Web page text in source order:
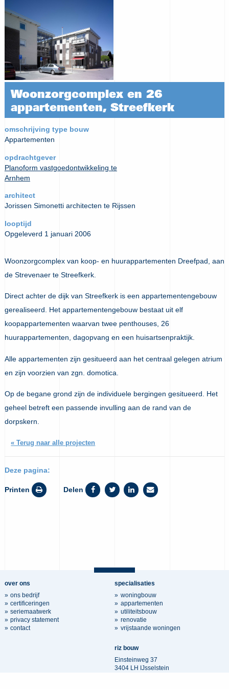
Woonzorgcomplex en 26
appartementen, Streefkerk
omschrijving type bouw
Appartementen
opdrachtgever
Planoform vastgoedontwikkeling te
Arnhem
architect
Jorissen Simonetti architecten te Rijssen
looptijd
Opgeleverd 1 januari 2006
Woonzorgcomplex van koop- en huurappartementen Dreefpad, aan
de Strevenaer te Streefkerk.
Direct achter de dijk van Streefkerk is een appartementengebouw
gerealiseerd. Het appartementengebouw bestaat uit elf
koopappartementen waarvan twee penthouses, 26
huurappartementen, dagopvang en een huisartsenpraktijk.
Alle appartementen zijn gesitueerd aan het centraal gelegen atrium
en zijn voorzien van zgn. domotica.
Op de begane grond zijn de individuele bergingen gesitueerd. Het
geheel betreft een passende invulling aan de rand van de
dorpskern.
« Terug naar alle projecten
Deze pagina:
Printen Delen
over ons
ons bedrijf
certificeringen
seriemaatwerk
privacy statement
contact
specialisaties
woningbouw
appartementen
utiliteitsbouw
renovatie
vrijstaande woningen
riz bouw
Einsteinweg 37
3404 LH IJsselstein